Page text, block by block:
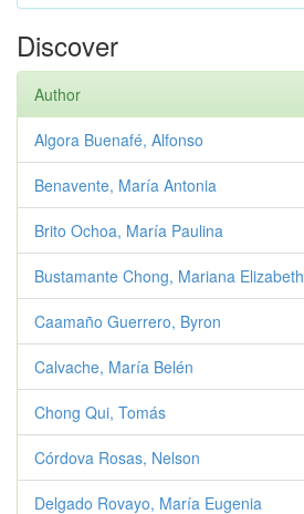
Discover
Author
Algora Buenafé, Alfonso
Benavente, María Antonia
Brito Ochoa, María Paulina
Bustamante Chong, Mariana Elizabeth
Caamaño Guerrero, Byron
Calvache, María Belén
Chong Qui, Tomás
Córdova Rosas, Nelson
Delgado Rovayo, María Eugenia